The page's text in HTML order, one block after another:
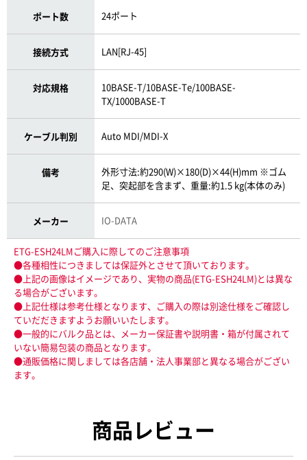
ポート数 24ポート
接続方式 LAN[RJ-45]
対応規格
10BASE-T/10BASE-Te/100BASE-
TX/1000BASE-T
ケーブル判別 Auto MDI/MDI-X
備考
外形寸法:約290(W)×180(D)×44(H)mm ※ゴム
足、突起部を含まず、重量:約1.5 kg(本体のみ)
メーカー IO-DATA
ETG-ESH24LMご購入に際してのご注意事項
●各種相性につきましては保証外とさせて頂いております。
●上記の画像はイメージであり、実物の商品(ETG-ESH24LM)とは異な
る場合がございます。
●上記仕様は参考仕様となります、ご購入の際は別途仕様をご確認し
ていだだきますようお願いいたします。
●一般的にバルク品とは、メーカー保証書や説明書・箱が付属されて
いない簡易包装の商品となります。
●通販価格に関しましては各店舗・法人事業部と異なる場合がござい
ます。
商品レビュー